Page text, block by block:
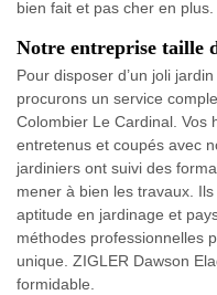
bien fait et pas cher en plus.
Notre entreprise taille
Pour disposer d’un joli
procurons un service
Colombier Le Cardinal. Vos
entretenus et coupés avec
jardiniers ont suivi des
mener à bien les travaux.
aptitude en jardinage et
méthodes professionnelles
unique. ZIGLER Dawson
formidable.